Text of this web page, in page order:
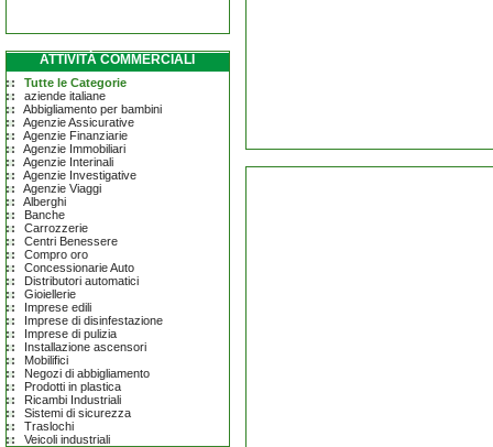
ATTIVITÀ COMMERCIALI
Tutte le Categorie
aziende italiane
Abbigliamento per bambini
Agenzie Assicurative
Agenzie Finanziarie
Agenzie Immobiliari
Agenzie Interinali
Agenzie Investigative
Agenzie Viaggi
Alberghi
Banche
Carrozzerie
Centri Benessere
Compro oro
Concessionarie Auto
Distributori automatici
Gioiellerie
Imprese edili
Imprese di disinfestazione
Imprese di pulizia
Installazione ascensori
Mobilifici
Negozi di abbigliamento
Prodotti in plastica
Ricambi Industriali
Sistemi di sicurezza
Traslochi
Veicoli industriali